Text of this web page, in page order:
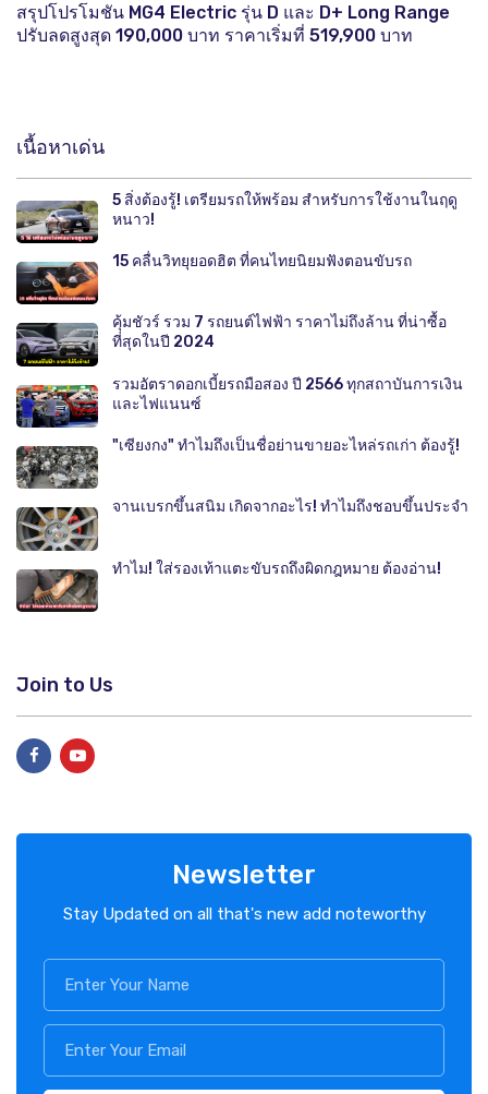
สรุปโปรโมชัน MG4 Electric รุ่น D และ D+ Long Range
ปรับลดสูงสุด 190,000 บาท ราคาเริ่มที่ 519,900 บาท
เนื้อหาเด่น
5 สิ่งต้องรู้! เตรียมรถให้พร้อม สำหรับการใช้งานในฤดู
หนาว!
15 คลื่นวิทยุยอดฮิต ที่คนไทยนิยมฟังตอนขับรถ
คุ้มชัวร์ รวม 7 รถยนต์ไฟฟ้า ราคาไม่ถึงล้าน ที่น่าซื้อ
ที่สุดในปี 2024
รวมอัตราดอกเบี้ยรถมือสอง ปี 2566 ทุกสถาบันการเงิน
และไฟแนนซ์
"เซียงกง" ทำไมถึงเป็นชื่อย่านขายอะไหล่รถเก่า ต้องรู้!
จานเบรกขึ้นสนิม เกิดจากอะไร! ทำไมถึงชอบขึ้นประจำ
ทำไม! ใส่รองเท้าแตะขับรถถึงผิดกฎหมาย ต้องอ่าน!
Join to Us
Newsletter
Stay Updated on all that's new add noteworthy